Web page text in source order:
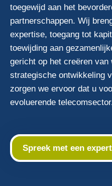
toegewijd aan het
partnerschappen. Wij
expertise, toegang tot
toewijding aan
gericht op het creëren van
strategische ontwikkeling
zorgen we ervoor dat u
evoluerende
Spreek met een expert